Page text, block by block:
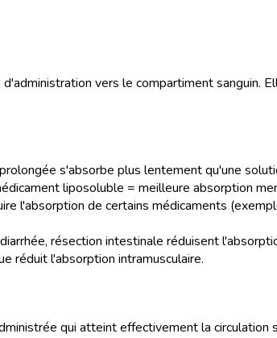
vers le compartiment sanguin.
s'absorbe plus lentement qu'une
liposoluble = meilleure absorption
l'absorption de certains médicaments
résection intestinale réduisent
réduit l'absorption intramusculaire.
qui atteint effectivement la circulation